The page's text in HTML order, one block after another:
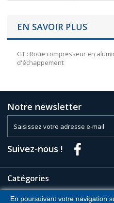
EN SAVOIR PLUS
GT : Roue compresseur en
d'échappement
Notre newsletter
Suivez-nous !
Catégories
Informations
En poursuivant votre navigation